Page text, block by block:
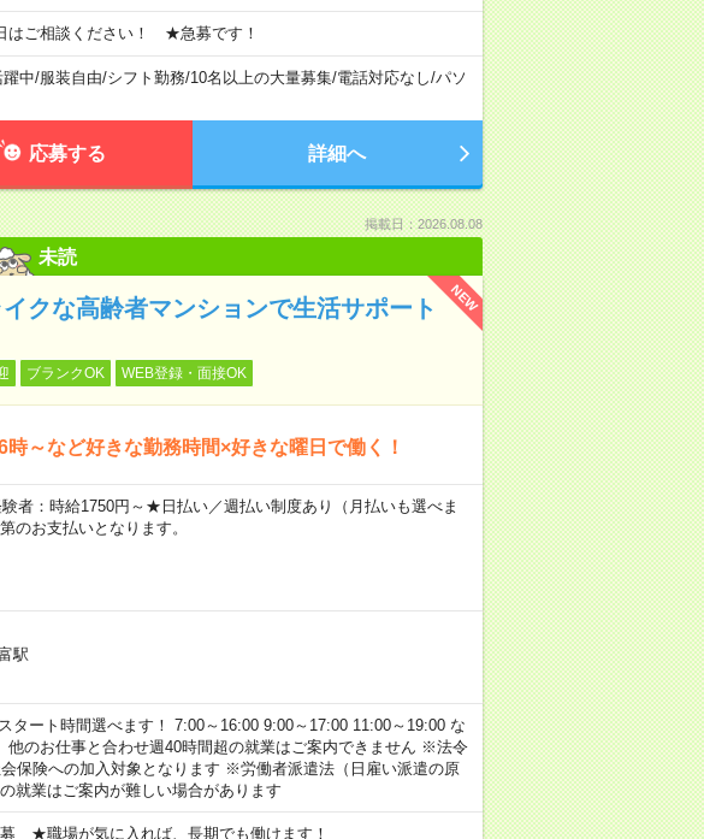
はご相談ください！ ★急募です！
中/服装自由/シフト勤務/10名以上の大量募集/電話対応なし/パソ
応募する 詳細へ
掲載日：2026.08.08
未読
NEW
クな高齢者マンションで生活サポート
ブランクOK WEB登録・面接OK
～など好きな勤務時間×好きな曜日で働く！
者：時給1750円～★日払い／週払い制度あり（月払いも選べま
のお支払いとなります。
駅
ート時間選べます！ 7:00～16:00 9:00～17:00 11:00～19:00 な
のお仕事と合わせ週40時間超の就業はご案内できません ※法令
保険への加入対象となります ※労働者派遣法（日雇い派遣の原
就業はご案内が難しい場合があります
★職場が気に入れば、長期でも働けます！